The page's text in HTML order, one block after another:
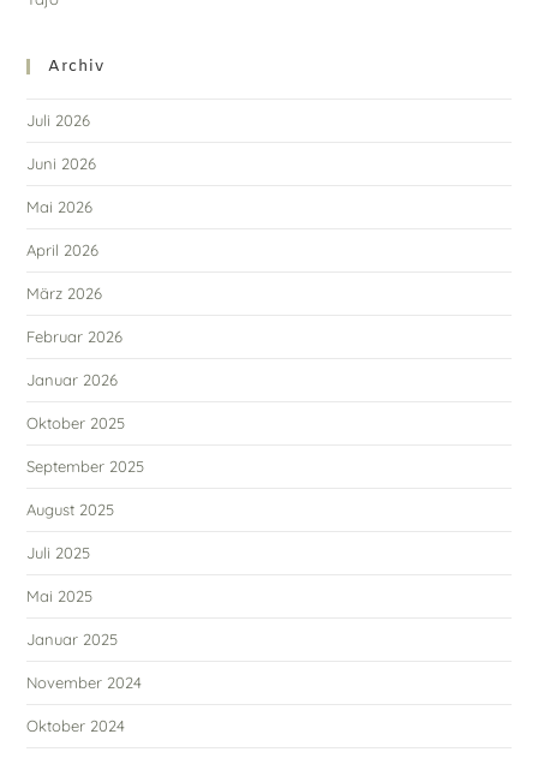
Archiv
Juli 2026
Juni 2026
Mai 2026
April 2026
März 2026
Februar 2026
Januar 2026
Oktober 2025
September 2025
August 2025
Juli 2025
Mai 2025
Januar 2025
November 2024
Oktober 2024